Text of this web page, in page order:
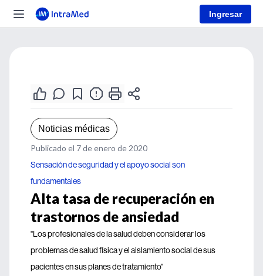
Ingresar
Noticias médicas
Publicado el 7 de enero de 2020
Sensación de seguridad y el apoyo social son
fundamentales
Alta tasa de recuperación en
trastornos de ansiedad
"Los profesionales de la salud deben considerar los
problemas de salud física y el aislamiento social de sus
pacientes en sus planes de tratamiento"